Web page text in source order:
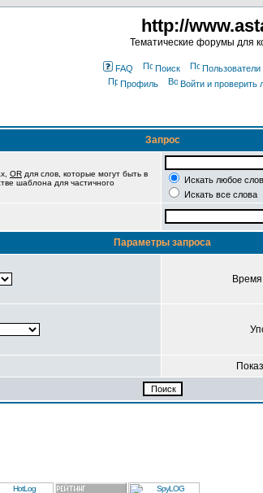
http://
Тематические форумы для
FAQ Поиск Пользователи
Профиль
Войти и проверить
Запрос
OR для слов, которые могут быть в
шаблона для частичного
Искать любое
Искать все слова
Параметры запроса